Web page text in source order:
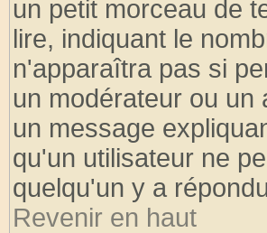
un petit morceau de
lire, indiquant le
n'apparaîtra pas si
un modérateur ou un
un message
qu'un utilisateur ne
quelqu'un y a
Revenir en haut